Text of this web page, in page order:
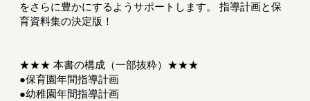
をさらに豊かにするようサポートします。 指導計画と保
育資料集の決定版！
★★★ 本書の構成（一部抜粋）★★★
●保育園年間指導計画
●幼稚園年間指導計画